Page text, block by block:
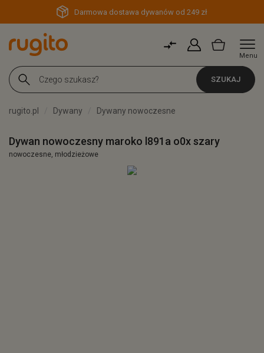
Darmowa dostawa dywanów od 249 zł
Menu
SZUKAJ
rugito.pl Dywany Dywany nowoczesne
Dywan nowoczesny maroko l891a o0x szary
nowoczesne, młodzieżowe